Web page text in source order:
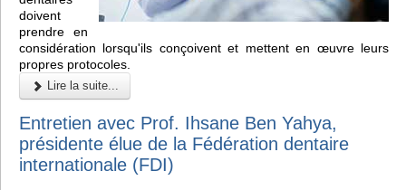
doivent
prendre en
considération lorsqu'ils conçoivent et mettent en œuvre leurs
propres protocoles.
Lire la suite...
Entretien avec Prof. Ihsane Ben Yahya,
présidente élue de la Fédération dentaire
internationale (FDI)